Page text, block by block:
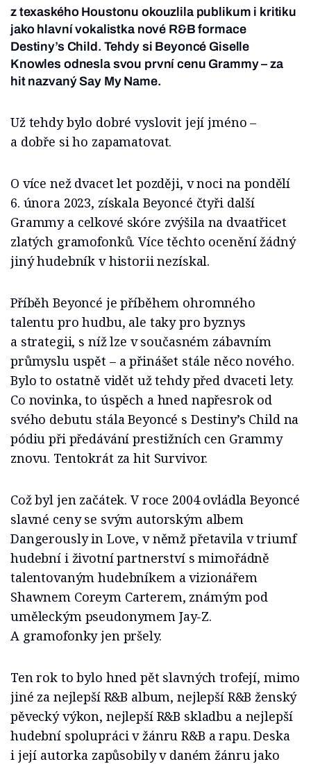
z texaského Houstonu okouzlila publikum i kritiku
jako hlavní vokalistka nové R&B formace
Destiny’s Child. Tehdy si Beyoncé Giselle
Knowles odnesla svou první cenu Grammy – za
hit nazvaný Say My Name.
Už tehdy bylo dobré vyslovit její jméno –
a dobře si ho zapamatovat.
O více než dvacet let později, v noci na pondělí
6. února 2023, získala Beyoncé čtyři další
Grammy a celkové skóre zvýšila na dvaatřicet
zlatých gramofonků. Více těchto ocenění žádný
jiný hudebník v historii nezískal.
Příběh Beyoncé je příběhem ohromného
talentu pro hudbu, ale taky pro byznys
a strategii, s níž lze v současném zábavním
průmyslu uspět – a přinášet stále něco nového.
Bylo to ostatně vidět už tehdy před dvaceti lety.
Co novinka, to úspěch a hned napřesrok od
svého debutu stála Beyoncé s Destiny’s Child na
pódiu při předávání prestižních cen Grammy
znovu. Tentokrát za hit Survivor.
Což byl jen začátek. V roce 2004 ovládla Beyoncé
slavné ceny se svým autorským albem
Dangerously in Love, v němž přetavila v triumf
hudební i životní partnerství s mimořádně
talentovaným hudebníkem a vizionářem
Shawnem Coreym Carterem, známým pod
uměleckým pseudonymem Jay-Z.
A gramofonky jen pršely.
Ten rok to bylo hned pět slavných trofejí, mimo
jiné za nejlepší R&B album, nejlepší R&B ženský
pěvecký výkon, nejlepší R&B skladbu a nejlepší
hudební spolupráci v žánru R&B a rapu. Deska
i její autorka zapůsobily v daném žánru jako